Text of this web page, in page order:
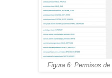
Figura 6: Permisos